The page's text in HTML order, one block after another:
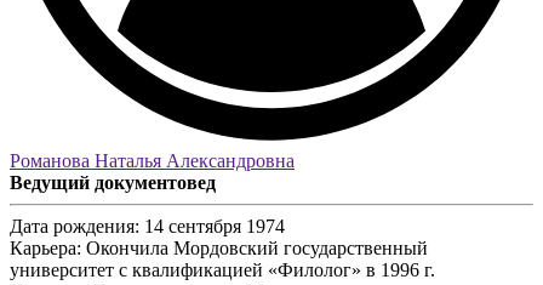
Романова Наталья Александровна
Ведущий документовед
Дата рождения: 14 сентября 1974
Карьера: Окончила Мордовский государственный
университет с квалификацией «Филолог» в 1996 г.